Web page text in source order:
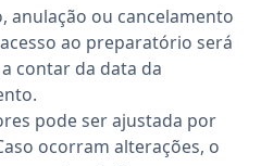
anulação ou cancelamento
ao preparatório será
contar da data da
pode ser ajustada por
ocorram alterações, o